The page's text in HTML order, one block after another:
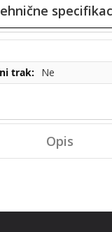
Ne
Opis